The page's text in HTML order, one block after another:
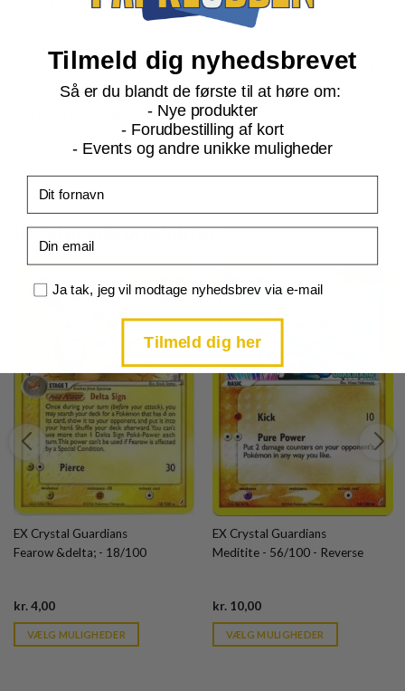
14. udvidelse til EX serierne og samtidig den 29. serie der blev
Serien indeholder 100 forskellige pokemonkort, hvoraf det er
muligt at samle de 88 som reverse foil.
I Crystal Guardians, kan du være heldig at finde kort som
Celebi Goldstar, Alakazam Goldstar eller Blastoise δ.
Relaterede produkter
EX Crystal Guardians
Fearow &delta; - 18/100
kr.4,00Current
is:
kr. 39,95.
VÆLG MULIGHEDER
EX Crystal Guardians
Meditite - 56/100 - Reverse
kr.10,00Current
is:
kr. 39,95.
VÆLG MULIGHEDER
Tilmeld dig nyhedsbrevet
Så er du blandt de første til at høre om:
- Nye produkter
- Forudbestilling af kort
- Events og andre unikke muligheder
Samtykke
Ja tak, jeg vil modtage nyhedsbrev via e-mail
Tilmeld dig her